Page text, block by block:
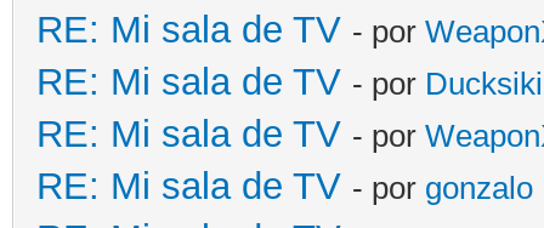
RE: Mi sala de TV - por
RE: Mi sala de TV - por Ducksiki
RE: Mi sala de TV - por
RE: Mi sala de TV - por gonzalo